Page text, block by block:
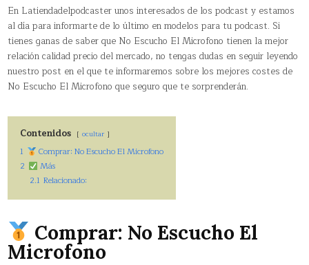
En Latiendadelpodcaster unos interesados de los podcast y estamos
al día para informarte de lo último en modelos para tu podcast. Si
tienes ganas de saber que No Escucho El Microfono tienen la mejor
relación calidad precio del mercado, no tengas dudas en seguir leyendo
nuestro post en el que te informaremos sobre los mejores costes de
No Escucho El Microfono que seguro que te sorprenderán.
Contenidos ocultar
1
Comprar: No Escucho El Microfono
2
Más
2.1 Relacionado:
Comprar: No Escucho El
Microfono